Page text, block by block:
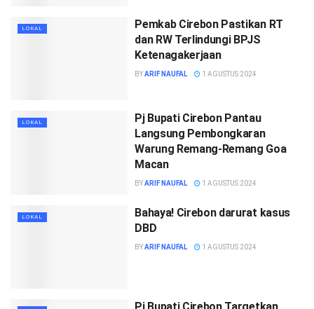
LOKAL
Pemkab Cirebon Pastikan RT
dan RW Terlindungi BPJS
Ketenagakerjaan
BYARIF NAUFAL 1 AGUSTUS 2024
LOKAL
Pj Bupati Cirebon Pantau
Langsung Pembongkaran
Warung Remang-Remang Goa
Macan
BYARIF NAUFAL 1 AGUSTUS 2024
LOKAL
Bahaya! Cirebon darurat kasus
DBD
BYARIF NAUFAL 1 AGUSTUS 2024